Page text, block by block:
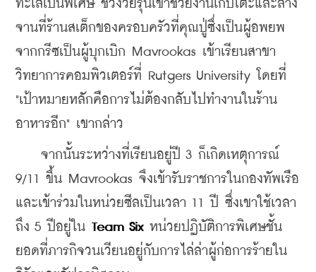
ทะเลเป็นพิเศษ ช่วงวัยรุ่นเขาช่วยงานเก็บโต๊ะและล้าง
จานที่ร้านสเต็กของครอบครัวที่คุณปู่ซึ่งเป็นผู้อพยพ
จากกรีซเป็นผู้บุกเบิก Mavrookas เข้าเรียนสาขา
วิทยาการคอมพิวเตอร์ที่ Rutgers University โดยที่
"เป้าหมายหลักคือการไม่ต้องกลับไปทำงานในร้าน
อาหารอีก" เขากล่าว
จากนั้นระหว่างที่เรียนอยู่ปี 3 ก็เกิดเหตุการณ์
9/11 ขึ้น Mavrookas จึงเข้ารับราชการในกองทัพเรือ
และเข้าร่วมในหน่วยซีลเป็นเวลา 11 ปี ซึ่งเขาใช้เวลา
ถึง 5 ปีอยู่ใน Team Six หน่วยปฏิบัติการพิเศษชั้น
ยอดที่ภารกิจวนเวียนอยู่กับการไล่ล่าผู้ก่อการร้ายใน